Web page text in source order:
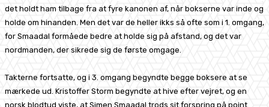
det holdt ham tilbage fra at fyre kanonen af, når bokserne var inde og
holde om hinanden. Men det var de heller ikks så ofte som i 1. omgang,
for Smaadal formåede bedre at holde sig på afstand, og det var
nordmanden, der sikrede sig de første omgage.
Takterne fortsatte, og i 3. omgang begyndte begge boksere at se
mærkede ud. Kristoffer Storm begyndte at hive efter vejret, og en
norsk blodtud viste, at Simen Smaadal trods sit forspring på point